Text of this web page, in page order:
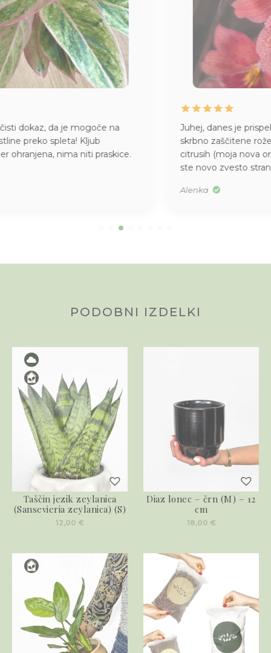
Juhej, danes je prispela pošiljka iz Džungle
. Kako
skrbno zaščitene rože, kako lepi primerki, kakšen vonj po
citrusih (moja nova orhideja) … draga Džungla, pridobili
PODOBNI IZDELKI
Taščin jezik zeylanica
(Sansevieria zeylanica) (S)
12,00 €
Diaz lonec – črn (M) – 12
cm
18,00 €